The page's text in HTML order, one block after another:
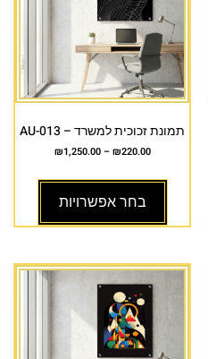
תמונת זכוכית למשרד – AU-013
₪220.00
–
₪1,250.00
בחר אפשרויות